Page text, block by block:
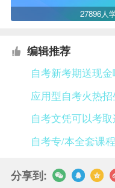
27896人
编辑推荐
自考新考期送现
应用型自考火热招
自考文凭可以考取
自考专/本全套课
分享到: